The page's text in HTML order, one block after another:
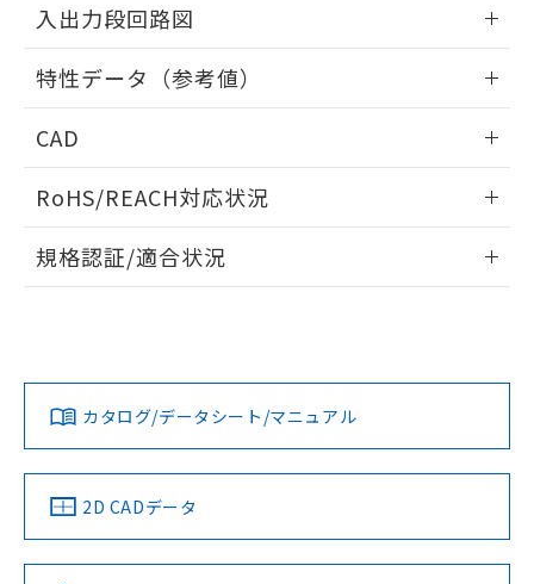
入出力段回路図
出力回路
特性データ（参考値）
CAD
ドすることができます。
ログイン/会員登録
ダウンロードデータをご利用いただく前に、以下を必ずお読
みください。
ソフトウェアの使用条件
RoHS/REACH対応状況
EU RoHS 注意事項・凡例
対応済み
中国 RoHS 注意事項・凡例
規格認証/適合状況
LR型式承認
（イギリス
船舶規格）
DNV型式承認
（ノルウェー
BV型式承認
（フランス
KR型式
（韓国
No No No No
カタログ/データシート/マニュアル
2D CADデータ
※当社の共同利用者とは、
の共同利用に関して"
の「1.共同利
用者の範囲」に記載されている法人を
EU RoHS指令（10物質）の非含有証明書
※本証明書は発行日時点で非含有を証明す
るもので、過去に遡って非含有を証明する
ものではありません。
物質の対応では、対応完了までの期間は出
荷製品に未対応品が混在することから備考
欄に対応日を記載しておりました。
していることから、特段のことがない限
り、2022年1月12日より割愛しておりま